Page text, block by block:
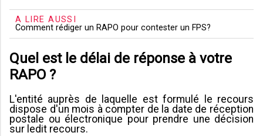
A LIRE AUSSI
Comment rédiger un RAPO pour contester un FPS?
Quel est le délai de réponse à votre
RAPO ?
L'entité auprès de laquelle est formulé le recours
dispose d'un mois à compter de la date de réception
postale ou électronique pour prendre une décision
sur ledit recours.